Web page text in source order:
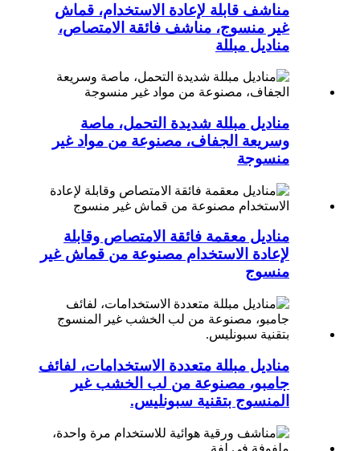
مناشف قابلة لإعادة الاستخدام، قماش
غير منسوج، مناشف فائقة الامتصاص،
مناديل مبللة
مناديل مبللة شديدة التحمل، ماصة
وسريعة الجفاف، مصنوعة من مواد غير
منسوجة
مناديل معقمة فائقة الامتصاص وقابلة
لإعادة الاستخدام مصنوعة من قماش غير
منسوج
مناديل مبللة متعددة الاستخدامات، لفائف
جامبو، مصنوعة من لب الخشب غير
المنسوج بتقنية سبونليس.